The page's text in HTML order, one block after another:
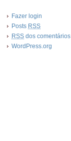
Fazer login
Posts RSS
RSS dos comentários
WordPress.org